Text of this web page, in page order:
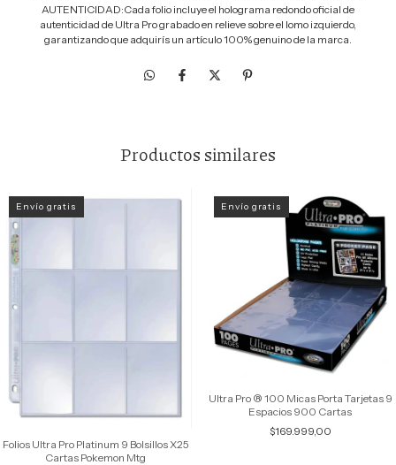
AUTENTICIDAD:Cada folio incluye el holograma redondo oficial de
autenticidad de Ultra Pro grabado en relieve sobre el lomo izquierdo,
garantizando que adquirís un artículo 100% genuino de la marca.
Productos similares
Envío gratis
Folios Ultra Pro Platinum 9 Bolsillos X25
Cartas Pokemon Mtg
Envío gratis
Ultra Pro ® 100 Micas Porta Tarjetas 9
Espacios 900 Cartas
$169.999,00